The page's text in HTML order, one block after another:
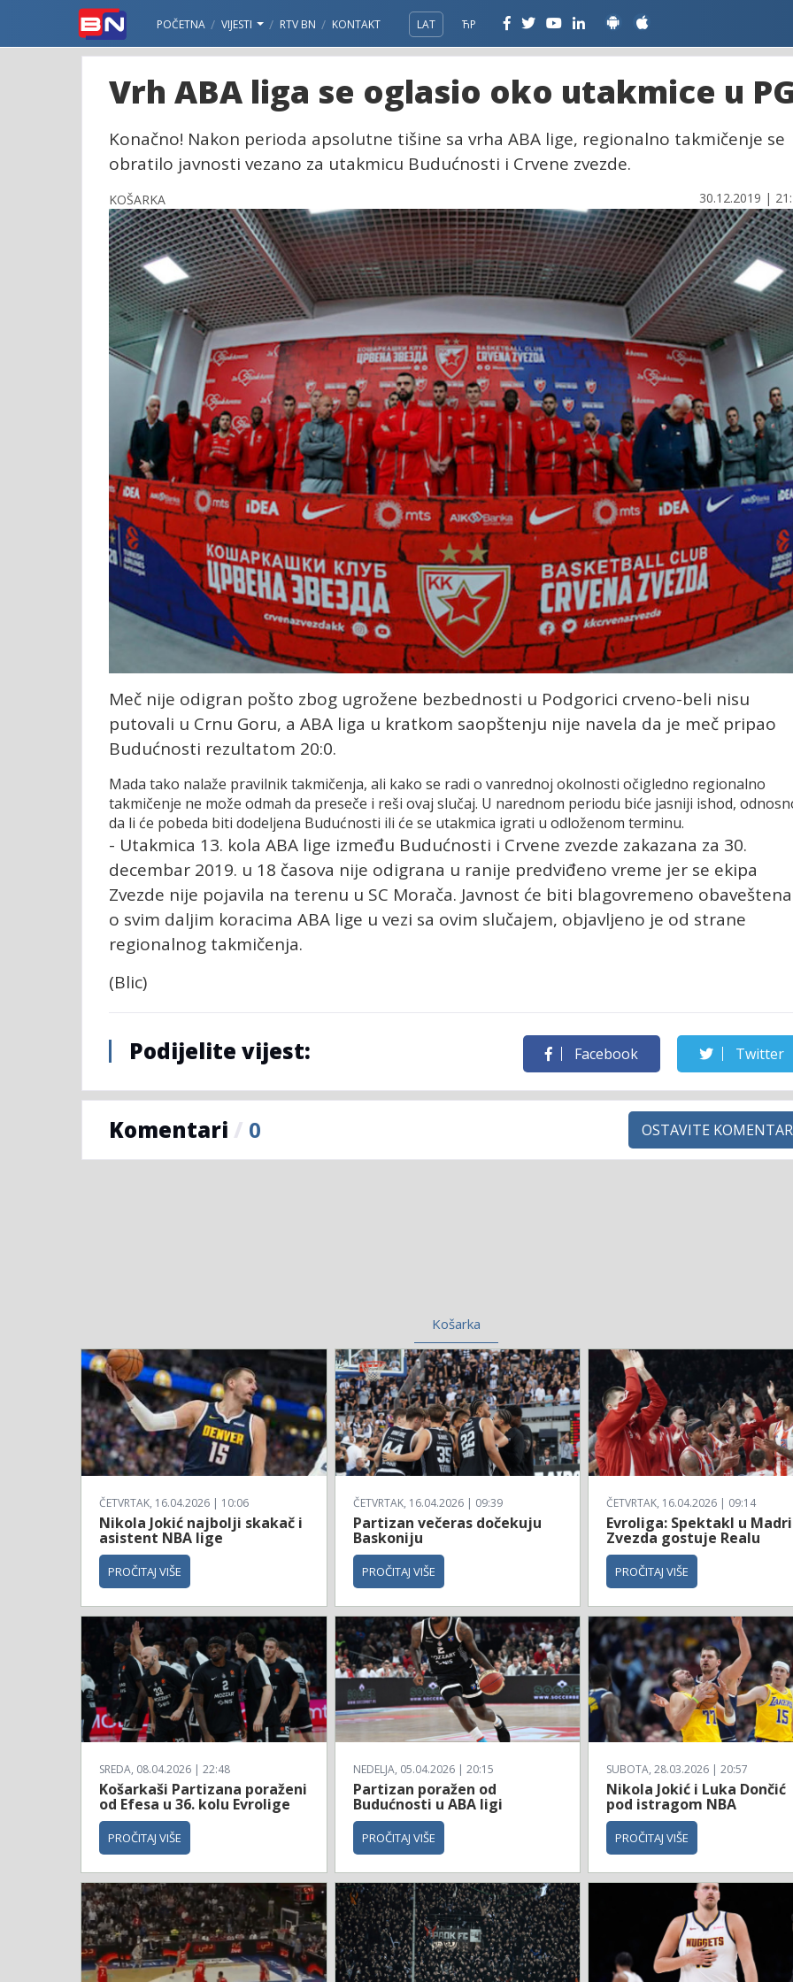
POČETNA VIJESTI RTV BN KONTAKT LAT ЋР
Vrh ABA liga se oglasio oko utakmice u
Konačno! Nakon perioda apsolutne tišine sa vrha ABA lige, regionalno takmičenje se
obratilo javnosti vezano za utakmicu Budućnosti i Crvene zvezde.
KOŠARKA 30.12.2019 |
Meč nije odigran pošto zbog ugrožene bezbednosti u Podgorici crveno-beli nisu
putovali u Crnu Goru, a ABA liga u kratkom saopštenju nije navela da je meč pripao
Budućnosti rezultatom 20:0.
Mada tako nalaže pravilnik takmičenja, ali kako se radi o vanrednoj okolnosti očigledno regionalno
takmičenje ne može odmah da preseče i reši ovaj slučaj. U narednom periodu biće jasniji ishod,
da li će pobeda biti dodeljena Budućnosti ili će se utakmica igrati u odloženom terminu.
- Utakmica 13. kola ABA lige između Budućnosti i Crvene zvezde zakazana za 30.
decembar 2019. u 18 časova nije odigrana u ranije predviđeno vreme jer se ekipa
Zvezde nije pojavila na terenu u SC Morača. Javnost će biti blagovremeno obaveštena
o svim daljim koracima ABA lige u vezi sa ovim slučajem, objavljeno je od strane
regionalnog takmičenja.
(Blic)
Podijelite vijest: Facebook Twitter
Komentari / 0 OSTAVITE KOMENTAR
Košarka
ČETVRTAK, 16.04.2026 | 10:06
Nikola Jokić najbolji skakač i
asistent NBA lige
PROČITAJ VIŠE
ČETVRTAK, 16.04.2026 | 09:39
Partizan večeras dočekuju
Baskoniju
PROČITAJ VIŠE
ČETVRTAK, 16.04.2026 | 09:14
Evroliga: Spektakl u
Zvezda gostuje Realu
PROČITAJ VIŠE
SREDA, 08.04.2026 | 22:48
Košarkaši Partizana poraženi
od Efesa u 36. kolu Evrolige
PROČITAJ VIŠE
NEDELJA, 05.04.2026 | 20:15
Partizan poražen od
Budućnosti u ABA ligi
PROČITAJ VIŠE
SUBOTA, 28.03.2026 | 20:57
Nikola Jokić i Luka Dončić
pod istragom NBA
PROČITAJ VIŠE